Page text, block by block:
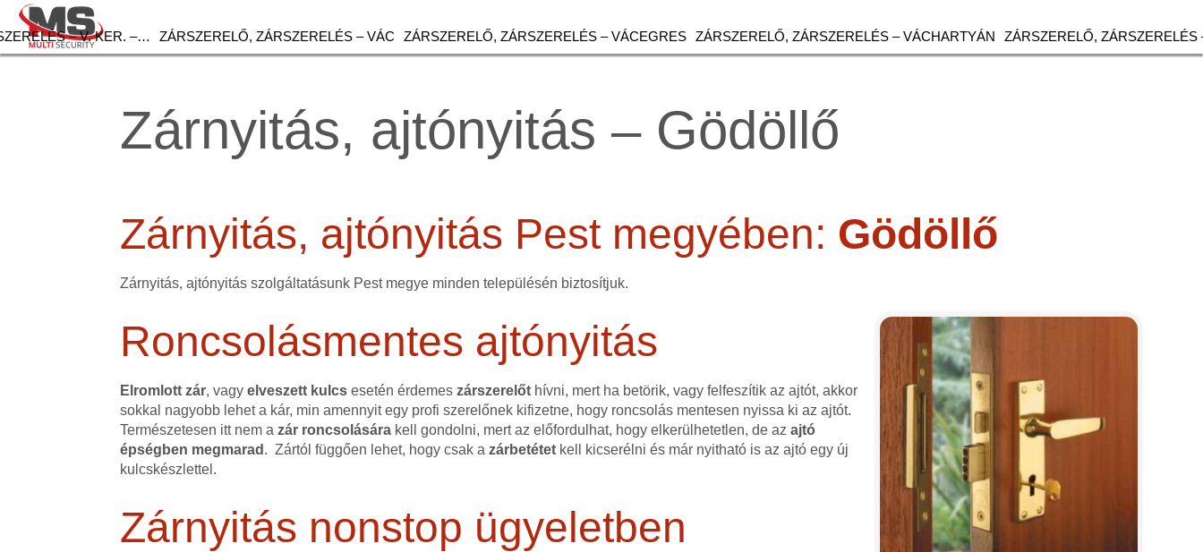
– V. KER. –… ZÁRSZERELŐ, ZÁRSZERELÉS – VÁC ZÁRSZERELŐ, ZÁRSZERELÉS – VÁCEGRES ZÁRSZERELŐ, ZÁRSZERELÉS – VÁCHARTYÁN ZÁRSZERELŐ, ZÁRSZERELÉS
Zárnyitás, ajtónyitás – Gödöllő
Zárnyitás, ajtónyitás Pest megyében: Gödöllő
Zárnyitás, ajtónyitás szolgáltatásunk Pest megye minden településén biztosítjuk.
Roncsolásmentes ajtónyitás
Elromlott zár, vagyelveszett kulcs esetén érdemeszárszerelőt hívni, mert ha betörik, vagy felfeszítik az ajtót, akkor
sokkal nagyobb lehet a kár, min amennyit egy profi szerelőnek kifizetne, hogy roncsolás mentesen nyissa ki az ajtót.
Természetesen itt nem azár roncsolására kell gondolni, mert az előfordulhat, hogy elkerülhetetlen, de azajtó
épségben megmarad . Zártól függően lehet, hogy csak azárbetétet kell kicserélni és már nyitható is az ajtó egy új
kulcskészlettel.
Zárnyitás nonstop ügyeletben